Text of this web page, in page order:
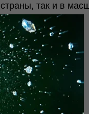
так и в
магазинов